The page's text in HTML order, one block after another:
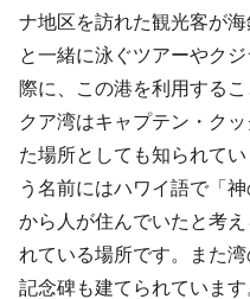
ナ地区を訪れた観光客が
と一緒に泳ぐツアーやク
際に、この港を利用する
クア湾はキャプテン・ク
た場所としても知られて
う名前にはハワイ語で「
から人が住んでいたと考
れている場所です。また
記念碑も建てられていま